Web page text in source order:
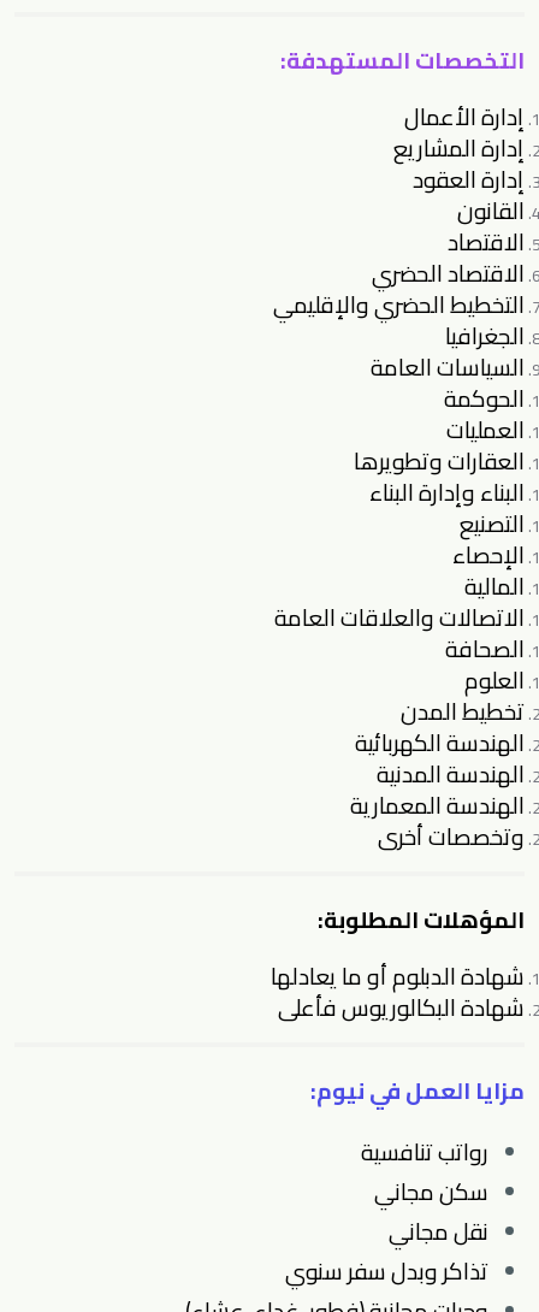
التخصصات المستهدفة:
إدارة الأعمال
إدارة المشاريع
إدارة العقود
القانون
الاقتصاد
الاقتصاد الحضري
التخطيط الحضري والإقليمي
الجغرافيا
السياسات العامة
الحوكمة
العمليات
العقارات وتطويرها
البناء وإدارة البناء
التصنيع
الإحصاء
المالية
الاتصالات والعلاقات العامة
الصحافة
العلوم
تخطيط المدن
الهندسة الكهربائية
الهندسة المدنية
الهندسة المعمارية
وتخصصات أخرى
المؤهلات المطلوبة:
شهادة الدبلوم أو ما يعادلها
شهادة البكالوريوس فأعلى
مزايا العمل في نيوم:
رواتب تنافسية
سكن مجاني
نقل مجاني
تذاكر وبدل سفر سنوي